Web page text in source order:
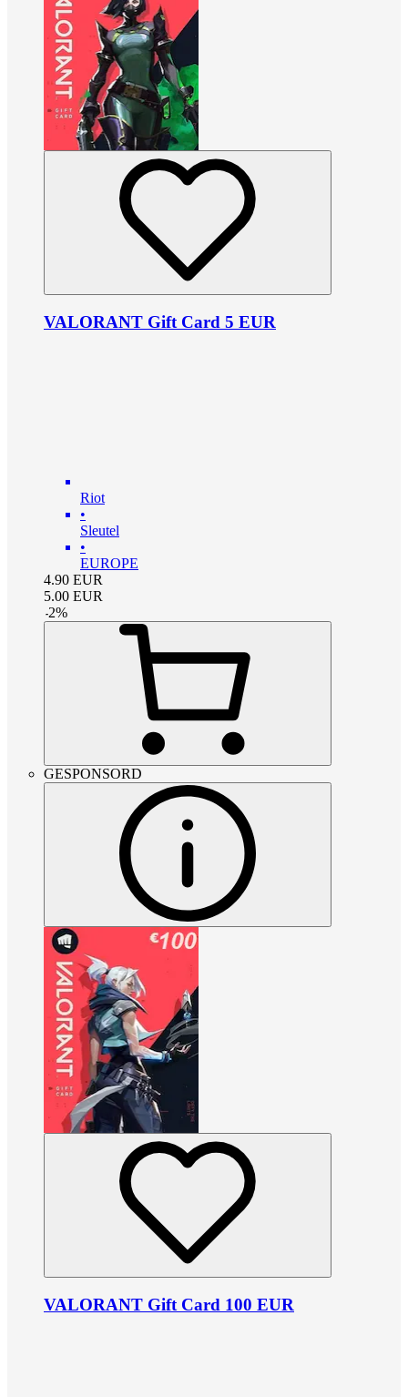
VALORANT Gift Card 5 EUR
Riot
•
Sleutel
•
EUROPE
4.90 EUR
5.00 EUR
-2%
GESPONSORD
VALORANT Gift Card 100 EUR